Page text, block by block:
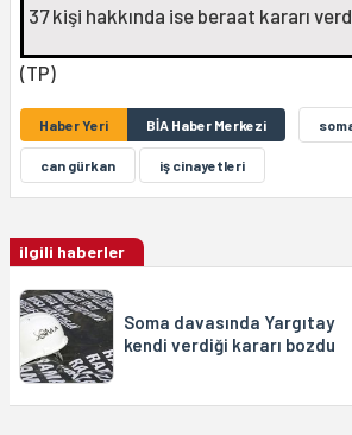
37 kişi hakkında ise beraat kararı
(TP)
Haber Yeri BİA Haber Merkezi
can gürkan iş cinayetleri
ilgili haberler
Soma davasında Yargıtay
kendi verdiği kararı bozdu